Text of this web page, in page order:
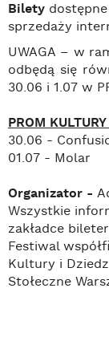
Bilety
sprzedaży
UWAGA – w
odbędą się
30.06 i 1.07 w
PROM
30.06 -
01.07 - Molar
Organizator -
Wszystkie
zakładce
Festiwal
Kultury i
Stołeczne